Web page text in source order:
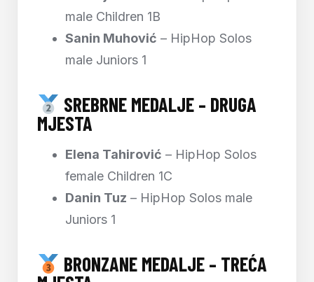
male Children 1B
Sanin Muhović – HipHop Solos
male Juniors 1
SREBRNE MEDALJE – DRUGA
MJESTA
Elena Tahirović – HipHop Solos
female Children 1C
Danin Tuz – HipHop Solos male
Juniors 1
BRONZANE MEDALJE – TREĆA